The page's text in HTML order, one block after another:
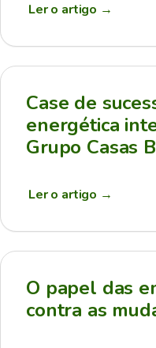
Ler o artigo →
Case de
energética
Grupo Casas
Ler o artigo →
O papel das
contra as